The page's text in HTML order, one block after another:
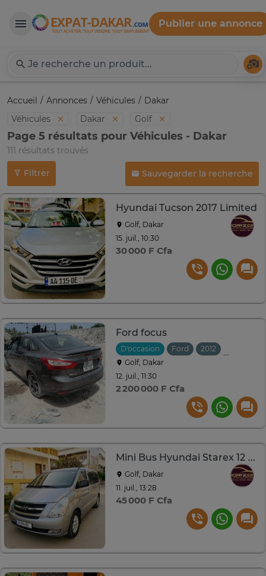
Expat-Dakar
Publier une annonce
Accueil Annonces Véhicules
Dakar
Véhicules
Dakar Golf
Page 5 résultats pour Véhicules - Dakar
111 résultats trouvés
Filtrer Sauvegarder la recherche
Hyundai Tucson 2017 Limited
Golf, Dakar
15. juil., 10:30
30 000 F Cfa
Ford focus
D'occasion Ford 2012
Golf, Dakar
12. juil., 11:30
2 200 000 F Cfa
Mini Bus Hyundai Starex 12 places
Golf, Dakar
11. juil., 13:28
45 000 F Cfa